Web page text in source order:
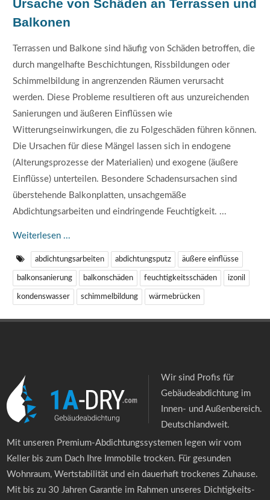
Ursache von Schäden an Terrassen und
Balkonen
Terrassen und Balkone sind häufig von Schäden betroffen, die
durch mangelhafte Beschichtungen, Rissbildungen oder
Schimmelbildung in angrenzenden Räumen verursacht
werden. Diese Probleme resultieren oft aus unzureichenden
Sanierungen und äußeren Einflüssen wie
Witterungseinwirkungen, die zu Folgeschäden führen können.
Die Ursachen für diese Mängel lassen sich in endogene
(Alterungsprozesse der Materialien) und exogene (äußere
Einflüsse) unterteilen. Besondere Schadensursachen sind
überstehende Balkonplatten, unsachgemäße
Abdichtungsarbeiten und eindringende Feuchtigkeit. ...
Weiterlesen ...
abdichtungsarbeiten abdichtungsputz äußere einflüsse
balkonsanierung balkonschäden feuchtigkeitsschäden izonil
kondenswasser schimmelbildung wärmebrücken
Wir sind Profis für
Gebäudeabdichtung im
Innen- und Außenbereich.
Deutschlandweit.
Mit unseren Premium-Abdichtungssystemen legen wir vom
Keller bis zum Dach Ihre Immobile trocken. Für gesunden
Wohnraum, Wertstabilität und ein dauerhaft trockenes Zuhause.
Mit bis zu 30 Jahren Garantie im Rahmen unseres Dichtigkeits-